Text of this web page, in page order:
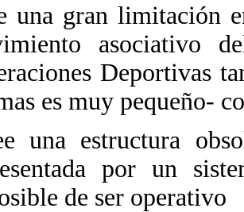
una gran limitación
asociativo
Deportivas
es muy pequeño-
una estructura
por un
de ser operativo